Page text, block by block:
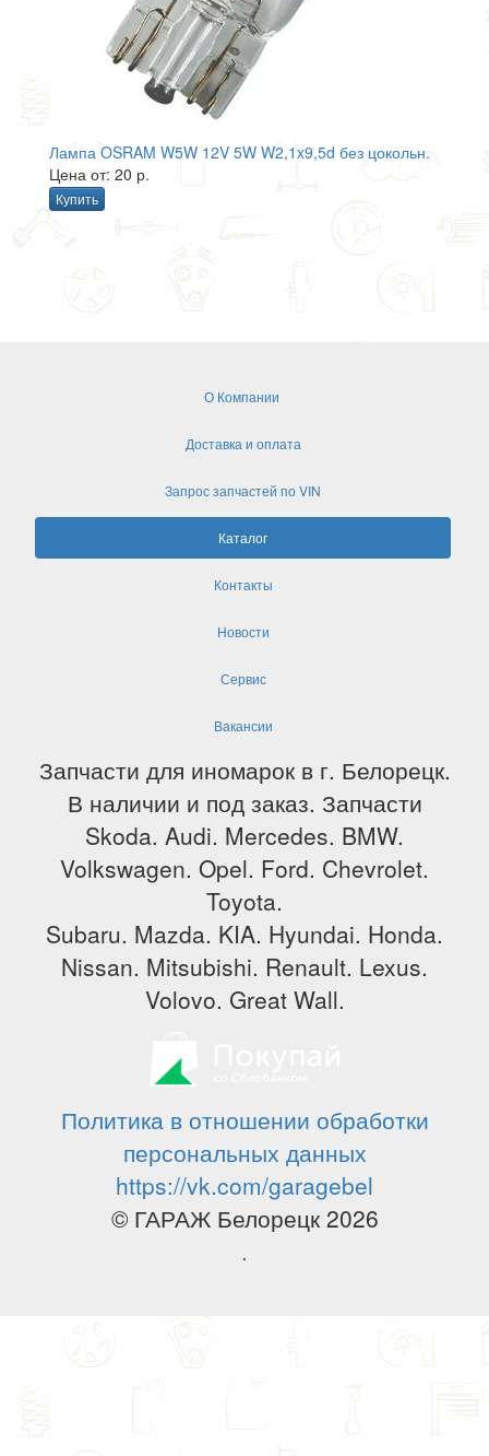
Лампа OSRAM W5W 12V 5W W2,1x9,5d без цокольн.
Цена от: 20 р.
Купить
О Компании
Доставка и оплата
Запрос запчастей по VIN
Каталог
Контакты
Новости
Сервис
Вакансии
Запчасти для иномарок в г. Белорецк.
В наличии и под заказ. Запчасти
Skoda. Audi. Mercedes. BMW.
Volkswagen. Opel. Ford. Chevrolet.
Toyota.
Subaru. Mazda. KIA. Hyundai. Honda.
Nissan. Mitsubishi. Renault. Lexus.
Volovo. Great Wall.
Политика в отношении обработки
персональных данных
https://vk.com/garagebel
© ГАРАЖ Белорецк 2026
.